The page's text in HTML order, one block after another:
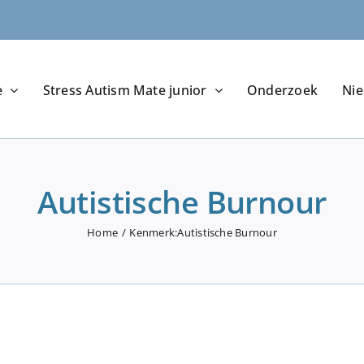
Stress Autism Mate junior Onderzoek
Autistische Burnour
Home Kenmerk:Autistische Burnour